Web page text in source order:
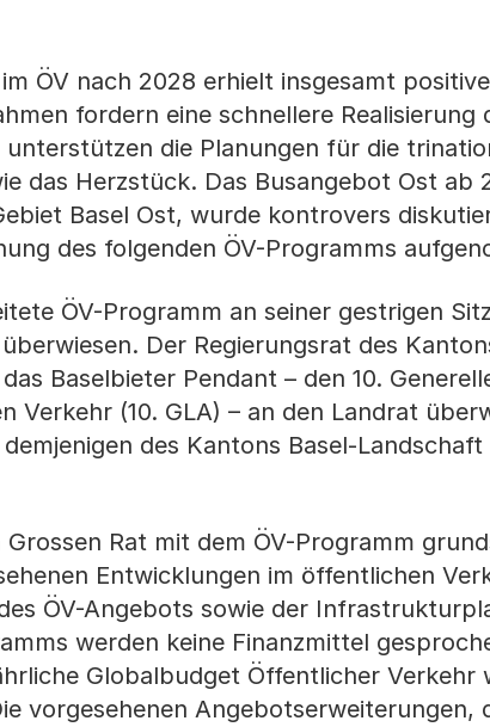
ÖV nach 2028 erhielt insgesamt positive
fordern eine schnellere Realisierung
die Planungen für die
das Herzstück. Das Busangebot Ost ab
Basel Ost, wurde kontrovers
des folgenden ÖV-Programms
ÖV-Programm an seiner gestrigen
Der Regierungsrat des
Baselbieter Pendant – den 10.
(10. GLA) – an den Landrat
des Kantons Basel-Landschaft
Rat mit dem ÖV-Programm
Entwicklungen im öffentlichen
ÖV-Angebots sowie der
werden keine Finanzmittel
Globalbudget Öffentlicher Verkehr
vorgesehenen Angebotserweiterungen,